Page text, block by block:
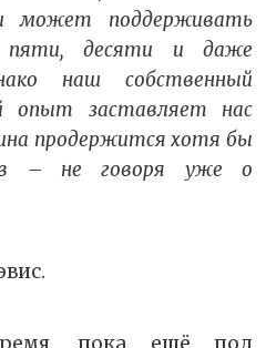
может поддерживать
пяти, десяти и даже
наш собственный
опыт заставляет нас
продержится хотя бы
– не говоря уже о
пока ещё под